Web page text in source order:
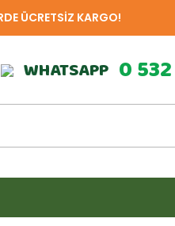
ÜCRETSİZ KARGO!
WHATSAPP 0